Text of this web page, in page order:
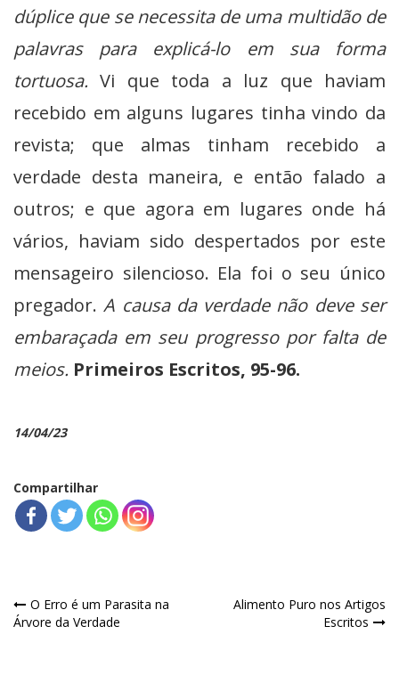
dúplice que se necessita de uma multidão de
palavras para explicá-lo em sua forma
tortuosa. Vi que toda a luz que haviam
recebido em alguns lugares tinha vindo da
revista; que almas tinham recebido a
verdade desta maneira, e então falado a
outros; e que agora em lugares onde há
vários, haviam sido despertados por este
mensageiro silencioso. Ela foi o seu único
pregador. A causa da verdade não deve ser
embaraçada em seu progresso por falta de
meios. Primeiros Escritos, 95-96.
14/04/23
Compartilhar
Navegação
O Erro é um Parasita na
Árvore da Verdade
Alimento Puro nos Artigos
Escritos